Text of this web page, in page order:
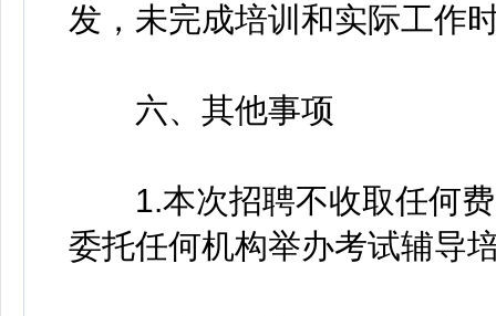
发，未完成培训和实际工作
六、其他事项
1.本次招聘不收取任何费
委托任何机构举办考试辅导